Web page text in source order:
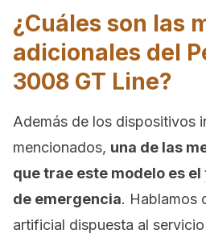
¿Cuáles son las
adicionales del
3008 GT Line?
Además de los dispositivos
mencionados, una de las
que trae este modelo es el
de emergencia. Hablamos
artificial dispuesta al